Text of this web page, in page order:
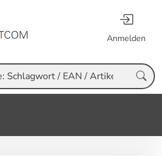
Anmelden